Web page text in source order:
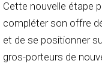
Cette nouvelle étape
compléter son offre
et de se positionner
gros-porteurs de